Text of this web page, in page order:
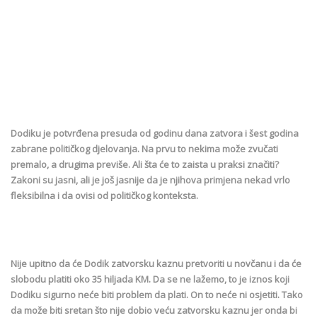
Dodiku je potvrđena presuda od godinu dana zatvora i šest godina
zabrane političkog djelovanja. Na prvu to nekima može zvučati
premalo, a drugima previše. Ali šta će to zaista u praksi značiti?
Zakoni su jasni, ali je još jasnije da je njihova primjena nekad vrlo
fleksibilna i da ovisi od političkog konteksta.
Nije upitno da će Dodik zatvorsku kaznu pretvoriti u novčanu i da će
slobodu platiti oko 35 hiljada KM. Da se ne lažemo, to je iznos koji
Dodiku sigurno neće biti problem da plati. On to neće ni osjetiti. Tako
da može biti sretan što nije dobio veću zatvorsku kaznu jer onda bi